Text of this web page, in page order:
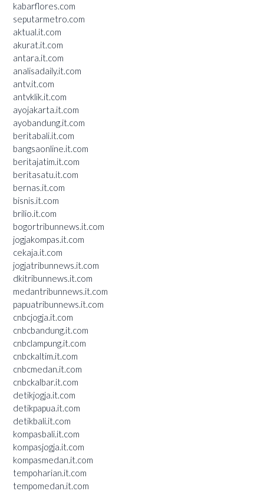
kabarflores.com
seputarmetro.com
aktual.it.com
akurat.it.com
antara.it.com
analisadaily.it.com
antv.it.com
antvklik.it.com
ayojakarta.it.com
ayobandung.it.com
beritabali.it.com
bangsaonline.it.com
beritajatim.it.com
beritasatu.it.com
bernas.it.com
bisnis.it.com
brilio.it.com
bogortribunnews.it.com
jogjakompas.it.com
cekaja.it.com
jogjatribunnews.it.com
dkitribunnews.it.com
medantribunnews.it.com
papuatribunnews.it.com
cnbcjogja.it.com
cnbcbandung.it.com
cnbclampung.it.com
cnbckaltim.it.com
cnbcmedan.it.com
cnbckalbar.it.com
detikjogja.it.com
detikpapua.it.com
detikbali.it.com
kompasbali.it.com
kompasjogja.it.com
kompasmedan.it.com
tempoharian.it.com
tempomedan.it.com